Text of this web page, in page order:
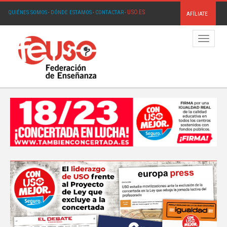
QUIÉNES SOMOS· DÓNDE ESTAMOS· CONTACTAR· USO.ES AFÍLIATE
Menú